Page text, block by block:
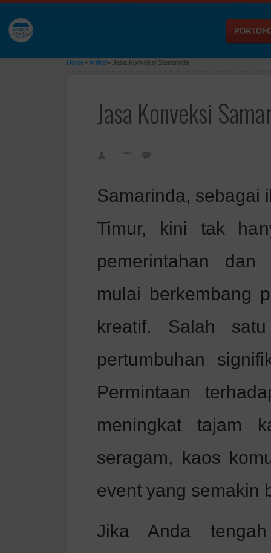
Home»Artikel» Jasa Konveksi Samarinda
Jasa Konveksi
Samarinda, sebagai
Timur, kini tak
pemerintahan dan
mulai berkembang
kreatif. Salah
pertumbuhan
Permintaan
meningkat tajam
seragam, kaos
event yang semakin
Jika Anda